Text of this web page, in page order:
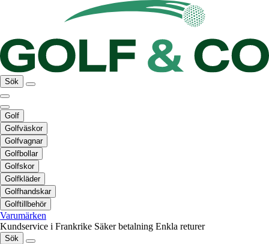
Sök
Golf
Golfväskor
Golfvagnar
Golfbollar
Golfskor
Golfkläder
Golfhandskar
Golftillbehör
Varumärken
Kundservice i Frankrike Säker betalning Enkla returer
Sök